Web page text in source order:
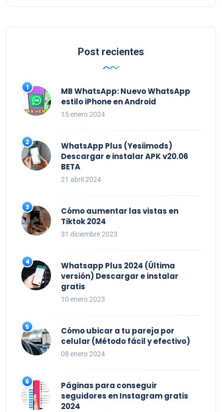
Post recientes
MB WhatsApp: Nuevo WhatsApp
estilo iPhone en Android
15 enero 2024
WhatsApp Plus (Yesiimods)
Descargar e instalar APK v20.06
BETA
21 abril 2024
Cómo aumentar las vistas en
Tiktok 2024
31 diciembre 2023
Whatsapp Plus 2024 (Última
versión) Descargar e instalar
gratis
10 enero 2023
Cómo ubicar a tu pareja por
celular (Método fácil y efectivo)
08 enero 2024
Páginas para conseguir
seguidores en Instagram gratis
2024